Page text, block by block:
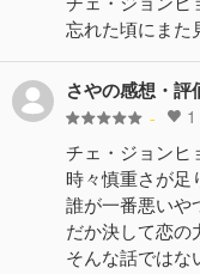
忘れた頃にまた
さやの感想・評
- 1
チェ・ジョンヒ
時々慎重さが足
誰が一番悪いや
だか決して恋の
そんな話ではな